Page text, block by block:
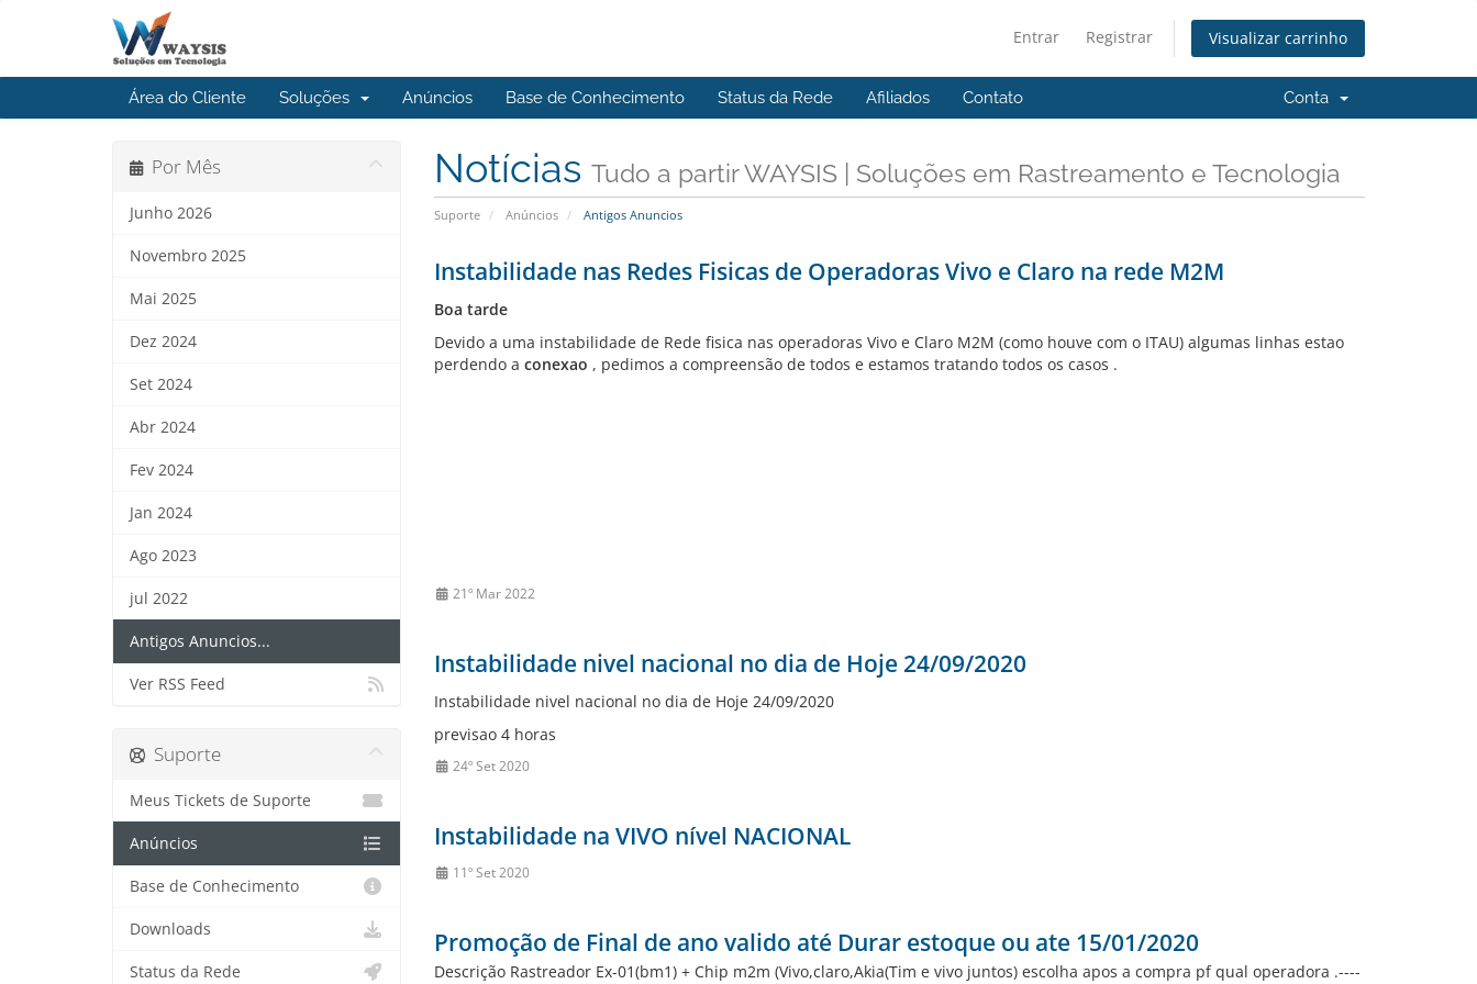
Entrar Registrar Visualizar carrinho
Área do Cliente Soluções Anúncios Base de Conhecimento Status da Rede Afiliados Contato Conta
Notícias Tudo a partir WAYSIS | Soluções em Rastreamento e Tecnologia
Suporte Anúncios Antigos Anuncios
Por Mês
Junho 2026
Novembro 2025
Mai 2025
Dez 2024
Set 2024
Abr 2024
Fev 2024
Jan 2024
Ago 2023
jul 2022
Antigos Anuncios...
Ver RSS Feed
Instabilidade nas Redes Fisicas de Operadoras Vivo e Claro na rede M2M
Boa tarde
Devido a uma instabilidade de Rede fisica nas operadoras Vivo e Claro M2M (como houve com o ITAU) algumas linhas estao
perdendo a conexao , pedimos a compreensão de todos e estamos tratando todos os casos .
21º Mar 2022
Instabilidade nivel nacional no dia de Hoje 24/09/2020
Instabilidade nivel nacional no dia de Hoje 24/09/2020
previsao 4 horas
24º Set 2020
Instabilidade na VIVO nível NACIONAL
11º Set 2020
Promoção de Final de ano valido até Durar estoque ou ate 15/01/2020
Descrição Rastreador Ex-01(bm1) + Chip m2m (Vivo,claro,Akia(Tim e vivo juntos) escolha apos a compra pf qual operadora .----
Suporte
Meus Tickets de Suporte
Anúncios
Base de Conhecimento
Downloads
Status da Rede